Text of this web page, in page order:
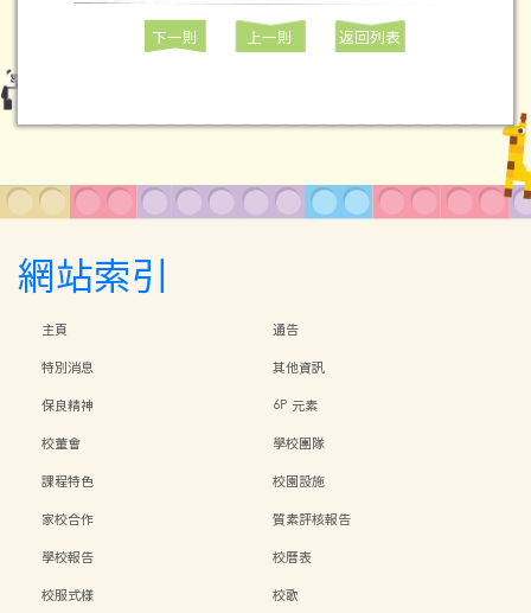
下一則 上一則 返回列表
網站索引
主頁
通告
特別消息
其他資訊
保良精神
6P 元素
校董會
學校團隊
課程特色
校園設施
家校合作
質素評核報告
學校報告
校曆表
校服式樣
校歌